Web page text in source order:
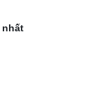
nhất